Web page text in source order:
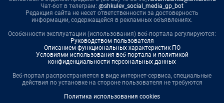
Чат-бот в телеграм: @shkulev_social_media_gp_bot
Редакция сайта не несет ответственности за достоверность
информации, содержащейся в рекламных объявлениях.
Особенности эксплуатации (использования) веб-портала регулируются:
Руководством пользователя
Описанием функциональных характеристик ПО
Условиями использования веб-портала и политикой
конфиденциальности персональных данных
Веб-портал распространяется в виде интернет-сервиса, специальные
действия по установке на стороне пользователя не требуются
Политика использования cookies